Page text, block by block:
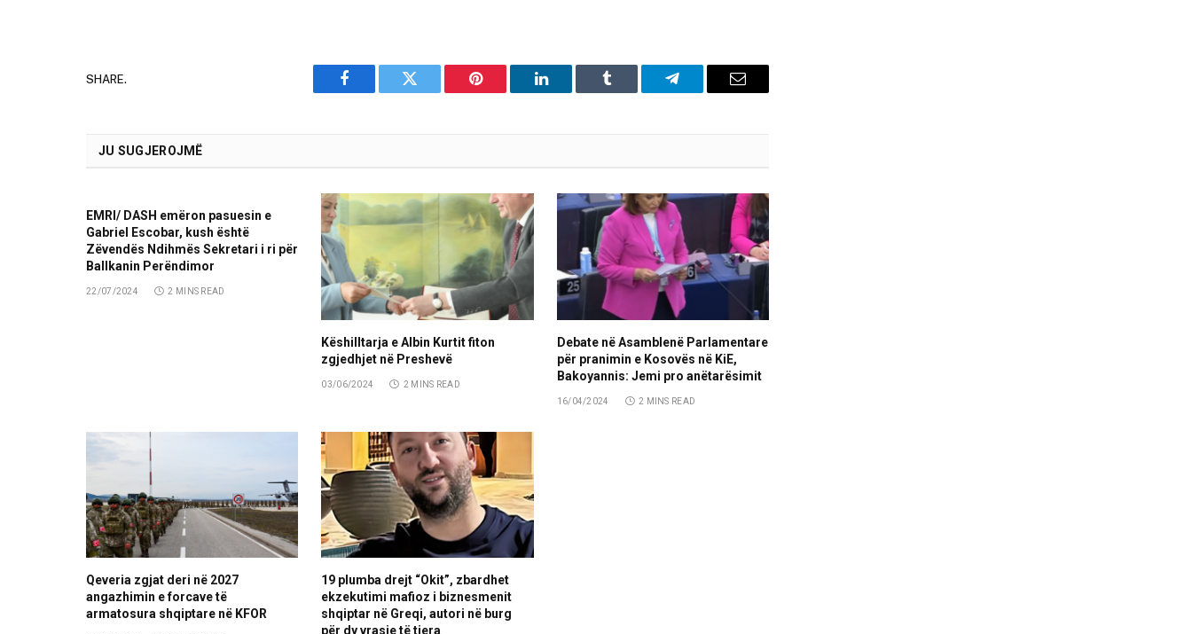
SHARE.
Facebook Twitter Pinterest LinkedIn Tumblr Telegram Email
JU SUGJEROJMË
EMRI/ DASH emëron pasuesin e
Gabriel Escobar, kush është
Zëvendës Ndihmës Sekretari i ri për
Ballkanin Perëndimor
22/07/2024 2 MINS READ
Këshilltarja e Albin Kurtit fiton
zgjedhjet në Preshevë
03/06/2024 2 MINS READ
Debate në Asamblenë Parlamentare
për pranimin e Kosovës në KiE,
Bakoyannis: Jemi pro anëtarësimit
16/04/2024 2 MINS READ
Qeveria zgjat deri në 2027
angazhimin e forcave të
armatosura shqiptare në KFOR
19 plumba drejt “Okit”, zbardhet
ekzekutimi mafioz i biznesmenit
shqiptar në Greqi, autori në burg
për dy vrasje të tjera